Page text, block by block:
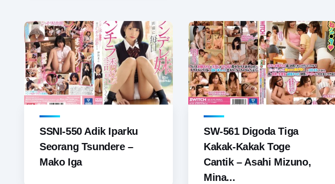
SSNI-550 Adik Iparku
Seorang Tsundere –
Mako Iga
SW-561 Digoda Tiga
Kakak-Kakak Toge
Cantik – Asahi Mizuno,
Mina...